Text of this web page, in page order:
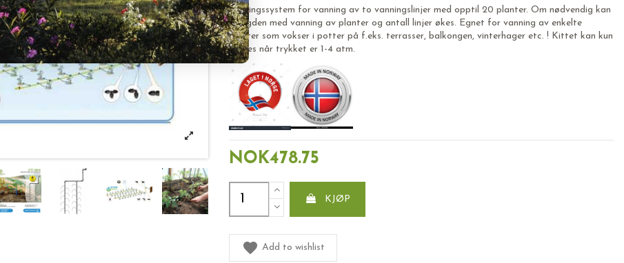
vanningssystem for vanning av to vanningslinjer med opptil 20 planter. Om nødvendig kan
mengden med vanning av planter og antall linjer økes. Egnet for vanning av enkelte
planter som vokser i potter på f.eks. terrasser, balkongen, vinterhager etc. ! Kittet kan kun
brukes når trykket er 1-4 atm.
NOK478.75
KJØP
Add to wishlist